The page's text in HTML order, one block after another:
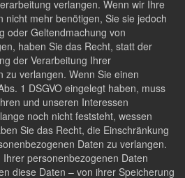
verlangen. Wenn wir Ihre
nicht mehr benötigen, Sie sie jedoch
oder Geltendmachung von
haben Sie das Recht, statt der
der Verarbeitung Ihrer
zu verlangen. Wenn Sie einen
1 DSGVO eingelegt haben, muss
und unseren Interessen
noch nicht feststeht, wessen
Sie das Recht, die Einschränkung
Daten zu verlangen.
personenbezogenen Daten
diese Daten – von ihrer Speicherung